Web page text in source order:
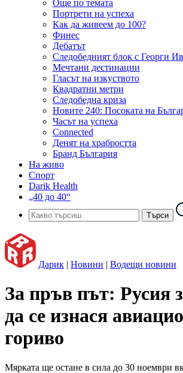
Още по темата
Портрети на успеха
Как да живеем до 100?
Финес
Дебатът
Следобедният блок с Георги
Мечтани дестинации
Гласът на изкуството
Квадратни метри
Следобедна криза
Новите 240: Посоката на
Часът на успеха
Connected
Денят на храбростта
Бранд България
На живо
Спорт
Darik Health
„40 до 40“
Дарик | Новини | Водещи новини
За пръв път: Русия
да се изнася
гориво
Мярката ще остане в сила до 30 ноември